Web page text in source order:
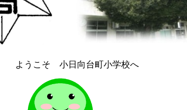
ようこそ 小日向台町小学校へ